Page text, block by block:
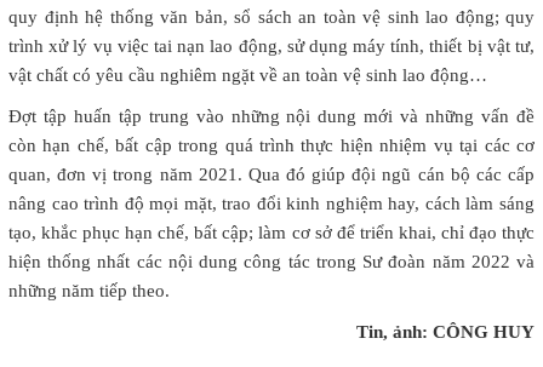
quy định hệ thống văn bản, sổ sách an toàn vệ sinh lao động; quy
trình xử lý vụ việc tai nạn lao động, sử dụng máy tính, thiết bị vật tư,
vật chất có yêu cầu nghiêm ngặt về an toàn vệ sinh lao động…
Đợt tập huấn tập trung vào những nội dung mới và những vấn đề
còn hạn chế, bất cập trong quá trình thực hiện nhiệm vụ tại các cơ
quan, đơn vị trong năm 2021. Qua đó giúp đội ngũ cán bộ các cấp
nâng cao trình độ mọi mặt, trao đổi kinh nghiệm hay, cách làm sáng
tạo, khắc phục hạn chế, bất cập; làm cơ sở để triển khai, chỉ đạo thực
hiện thống nhất các nội dung công tác trong Sư đoàn năm 2022 và
những năm tiếp theo.
Tin, ảnh: CÔNG HUY